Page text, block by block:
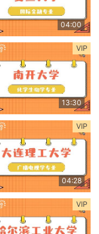
04:00
VIP
13:30
VIP
04:28
VIP